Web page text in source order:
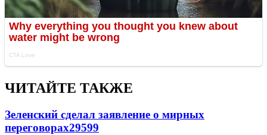
ЧИТАЙТЕ ТАКЖЕ
Зеленский сделал заявление о мирных
переговорах29599